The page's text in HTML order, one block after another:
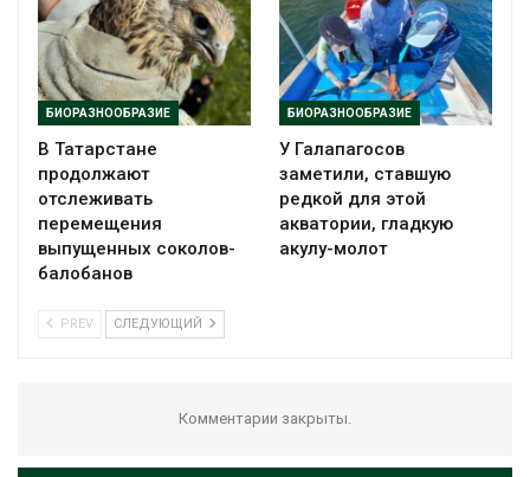
БИОРАЗНООБРАЗИЕ
В Татарстане
продолжают
отслеживать
перемещения
выпущенных соколов-
балобанов
БИОРАЗНООБРАЗИЕ
У Галапагосов
заметили, ставшую
редкой для этой
акватории, гладкую
акулу-молот
PREV СЛЕДУЮЩИЙ
Комментарии закрыты.